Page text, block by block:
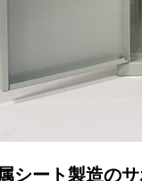
シート製造の